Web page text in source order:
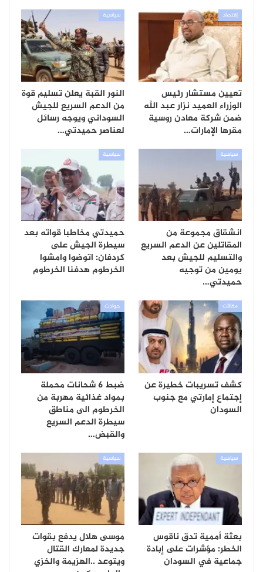
إقتصاد
تعيين مستشار رئيس
الوزراء العميد نزار عبد الله
ضمن شركة معادن روسية
مقرها الإمارات…
سياسية
النور القبة يعلن تسليم قوة
من الدعم السريع للجيش
السوداني ويوجه رسائل
لعناصر حميدتي…
سياسية
انشقاق مجموعة من
المقاتلين عن الدعم السريع
والتسليم للجيش بعد
يومين من توجيه
حميدتي…
سياسية
حميدتي مخاطبا قواته بعد
سيطرة الجيش على
كردفان: اتوضوا وامشوا
الخرطوم هدفنا الخرطوم
مقالات
كشف تسريبات خطيرة عن
إجتماع إمارتي مع جنوب
السودان
حوادث
ضبط 6 شحانات محملة
بمواد غذائية مهربة من
الخرطوم الى مناطق
سيطرة الدعم السريع
والقبض…
سياسية
بعثة أممية تدق ناقوس
الخطر: مؤشرات على إبادة
جماعية في السودان
سياسية
موسى هلال يدفع بقوات
جديدة لمعارك القتال
ويتوعد ..الهزيمة والخزي